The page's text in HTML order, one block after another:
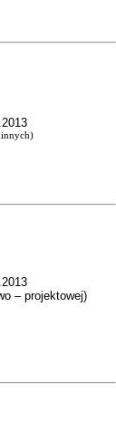
– projektowej)